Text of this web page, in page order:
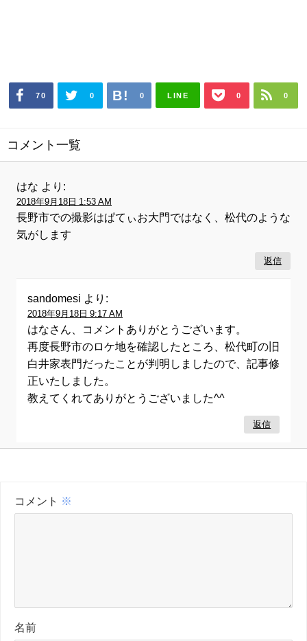
70 0 0 LINE 0 0
コメント一覧
はな より:
2018年9月18日 1:53 AM
長野市での撮影はぱてぃお大門ではなく、松代のような
気がします
返信
sandomesi より:
2018年9月18日 9:17 AM
はなさん、コメントありがとうございます。
再度長野市のロケ地を確認したところ、松代町の旧
白井家表門だったことが判明しましたので、記事修
正いたしました。
教えてくれてありがとうございました^^
返信
コメント ※
名前